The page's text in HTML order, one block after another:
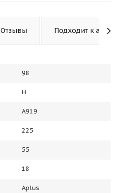
Отзывы Подходит к авто
98
H
A919
225
55
18
Aplus